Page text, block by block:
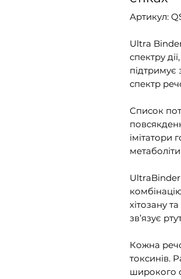
Артикул:
Ultra
спектру
підтримує
спектр
Список
імітатори
метаболіти
хітозану
зв’язує
Кожна
токсинів.
широкого